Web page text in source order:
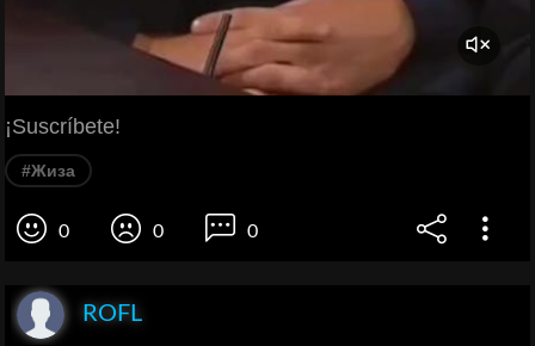
¡Suscríbete!
#Жиза
0 0 0
ROFL